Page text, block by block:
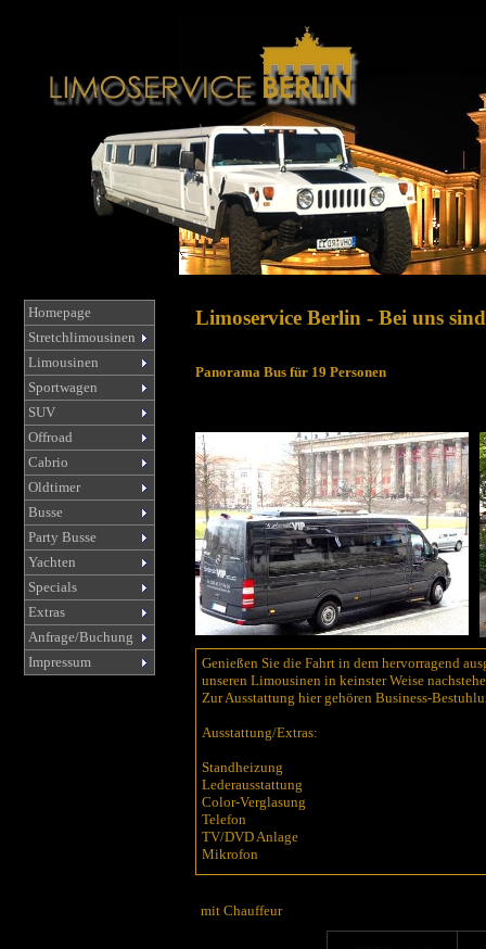
Homepage
Stretchlimousinen
Limousinen
Sportwagen
SUV
Offroad
Cabrio
Oldtimer
Busse
Party Busse
Yachten
Specials
Extras
Anfrage/Buchung
Impressum
Limoservice Berlin - Bei uns
Panorama Bus für 19 Personen
Genießen Sie die Fahrt in dem hervorragend
unseren Limousinen in keinster Weise
Zur Ausstattung hier gehören Business-
Ausstattung/Extras:
Standheizung
Lederausstattung
Color-Verglasung
Telefon
TV/DVD Anlage
Mikrofon
mit Chauffeur